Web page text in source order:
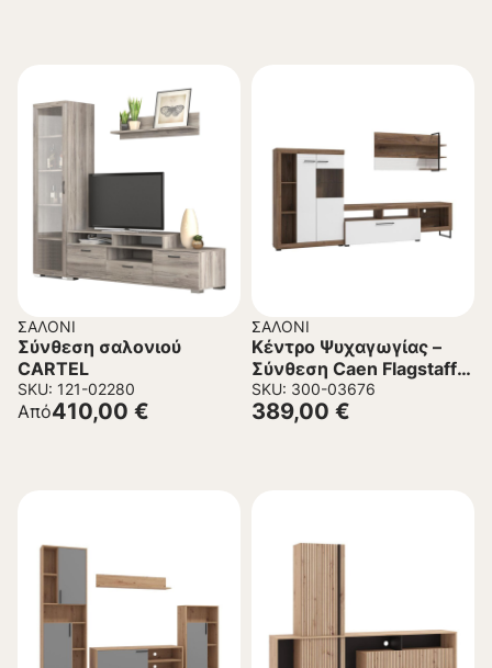
ΣΑΛΌΝΙ
Σύνθεση σαλονιού
CARTEL
SKU: 121-02280
Από410,00 €
ΣΑΛΌΝΙ
Κέντρο Ψυχαγωγίας –
Σύνθεση Caen Flagstaff
Oak – Λευκό Γυαλιστερό
263x40x170 εκ.
SKU: 300-03676
389,00 €